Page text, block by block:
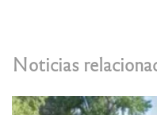
Noticias